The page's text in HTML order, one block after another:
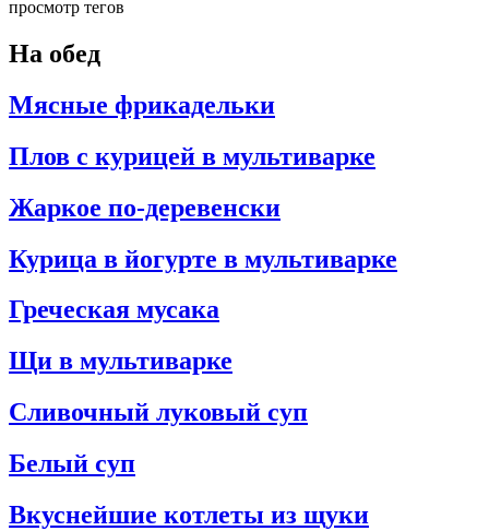
просмотр тегов
На обед
Мясные фрикадельки
Плов с курицей в мультиварке
Жаркое по-деревенски
Курица в йогурте в мультиварке
Греческая мусака
Щи в мультиварке
Сливочный луковый суп
Белый суп
Вкуснейшие котлеты из щуки